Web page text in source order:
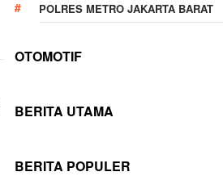
POLRES METRO JAKARTA BARAT
OTOMOTIF
BERITA UTAMA
BERITA POPULER